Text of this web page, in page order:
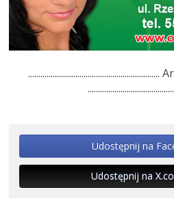
Udostępnij na
Udostępnij na